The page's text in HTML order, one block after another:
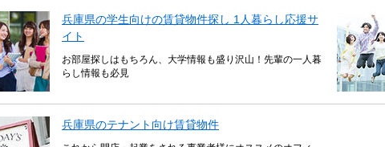
兵庫県の学生向けの賃貸物件探し 1人暮らし応援サ
イト
お部屋探しはもちろん、大学情報も盛り沢山！先輩の一人暮
らし情報も必見
兵庫県のテナント向け賃貸物件